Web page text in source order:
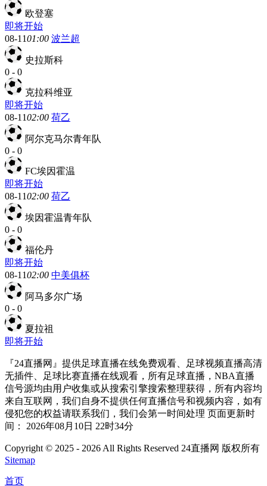
欧登塞
即将开始
08-1101:00 波兰超
史拉斯科
0 - 0
克拉科维亚
即将开始
08-1102:00 荷乙
阿尔克马尔青年队
0 - 0
FC埃因霍温
即将开始
08-1102:00 荷乙
埃因霍温青年队
0 - 0
福伦丹
即将开始
08-1102:00 中美俱杯
阿马多尔广场
0 - 0
夏拉祖
即将开始
『24直播网』提供足球直播在线免费观看、足球视频直播高清
无插件、足球比赛直播在线观看，所有足球直播，NBA直播
信号源均由用户收集或从搜索引擎搜索整理获得，所有内容均
来自互联网，我们自身不提供任何直播信号和视频内容，如有
侵犯您的权益请联系我们，我们会第一时间处理 页面更新时
间： 2026年08月10日 22时34分
Copyright © 2025 - 2026 All Rights Reserved 24直播网 版权所有
Sitemap
首页